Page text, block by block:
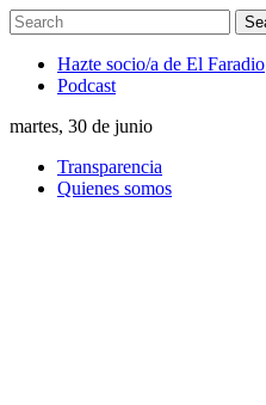
Hazte socio/a de El Faradio
Podcast
martes, 30 de junio
Transparencia
Quienes somos